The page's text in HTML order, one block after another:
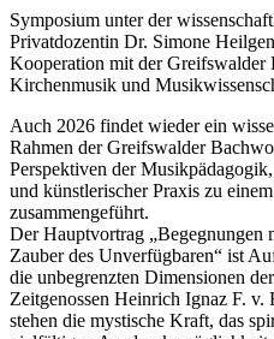
Symposium unter der
Privatdozentin Dr. Simone
Kooperation mit der Greifswalder
Kirchenmusik und
Auch 2026 findet wieder ein
Rahmen der Greifswalder
Perspektiven der
und künstlerischer Praxis zu
zusammengeführt.
Der Hauptvortrag
Zauber des Unverfügbaren“ ist
die unbegrenzten Dimensionen
Zeitgenossen Heinrich Ignaz F.
stehen die mystische Kraft, das